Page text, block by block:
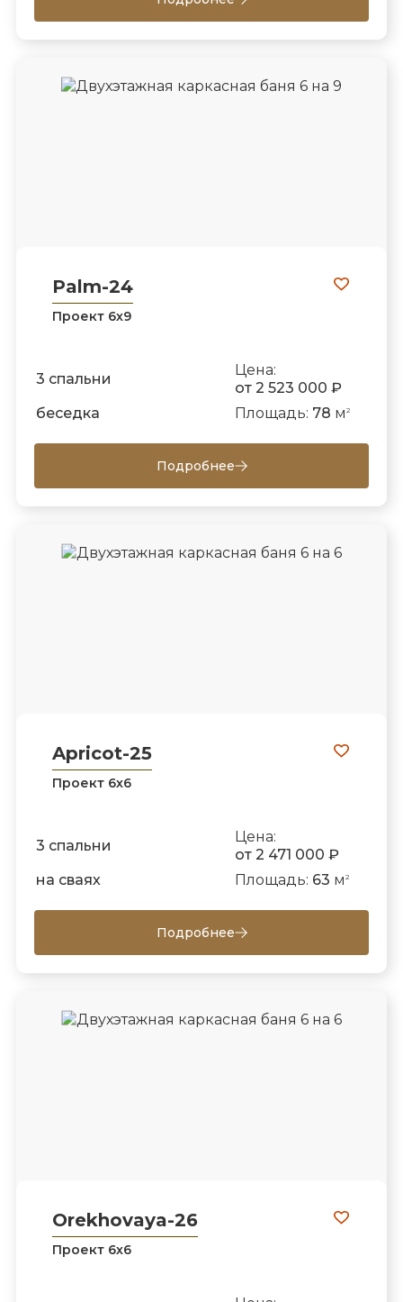
Palm-24
Проект 6х9
3 спальни
Цена:
от 2 523 000 ₽
беседка
Площадь: 78 м 2
Подробнее
Apricot-25
Проект 6х6
3 спальни
Цена:
от 2 471 000 ₽
на сваях
Площадь: 63 м 2
Подробнее
Orekhovaya-26
Проект 6х6